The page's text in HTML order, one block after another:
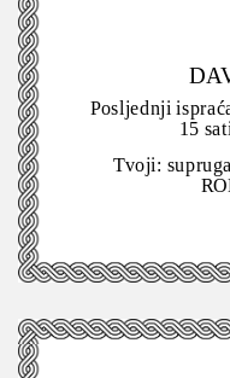
Posljednji
15
Tvoji: